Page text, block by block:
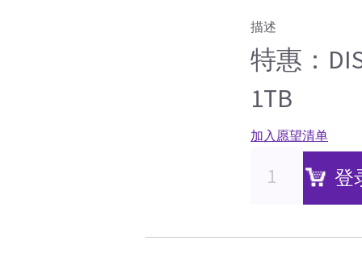
描述
特惠：
1TB
加入愿望清单
登